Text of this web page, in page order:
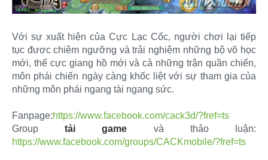
Với sự xuất hiện của Cực Lạc Cốc, người chơi lại tiếp
tục được chiêm ngưỡng và trải nghiệm những bộ võ học
mới, thế cực giang hồ mới và cả những trận quần chiến,
môn phái chiến ngày càng khốc liệt với sự tham gia của
những môn phái ngang tài ngang sức.
Fanpage:https://www.facebook.com/cack3d/?fref=ts
Grouptải game và thảo luận:
https://www.facebook.com/groups/CACKmobile/?fref=ts